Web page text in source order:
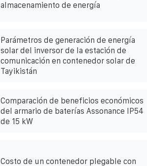
almacenamiento de energía
Parámetros de generación de energía
solar del inversor de la estación de
comunicación en contenedor solar de
Tayikistán
Comparación de beneficios económicos
del armario de baterías Assonance IP54
de 15 kW
Costo de un contenedor plegable con